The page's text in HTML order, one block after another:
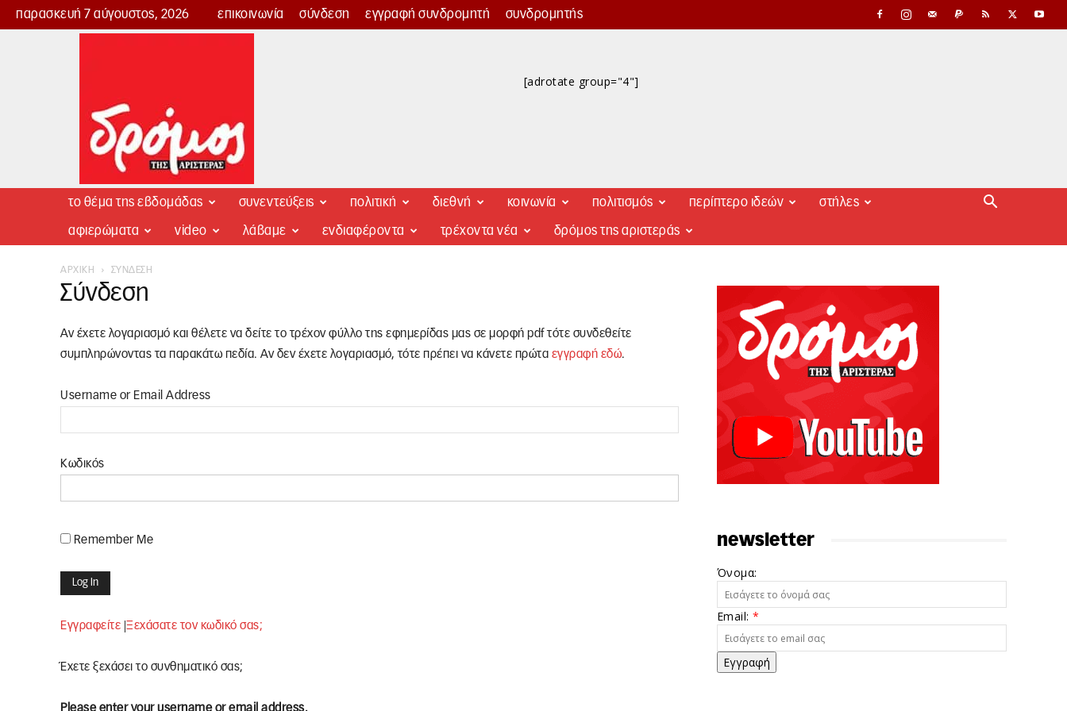
παρασκευή 7 αύγουστος, 2026 επικοινωνία σύνδεση εγγραφή συνδρομητή συνδρομητής
Δρόμος
[adrotate group="4"]
το θέμα της εβδομάδας συνεντεύξεις πολιτική διεθνή κοινωνία πολιτισμός περίπτερο ιδεών στήλες
αφιερώματα video λάβαμε ενδιαφέροντα τρέχοντα νέα δρόμος της αριστεράς
ΑΡΧΙΚΉ ΣΎΝΔΕΣΗ
Σύνδεση
Αν έχετε λογαριασμό και θέλετε να δείτε το τρέχον φύλλο της εφημερίδας μας σε μορφή pdf τότε συνδεθείτε
συμπληρώνοντας τα παρακάτω πεδία. Αν δεν έχετε λογαριασμό, τότε πρέπει να κάνετε πρώτα εγγραφή εδώ.
Username or Email Address
Κωδικός
Remember Me
Εγγραφείτε Ξεχάσατε τον κωδικό σας;
Έχετε ξεχάσει το συνθηματικό σας;
Please enter your username or email address.
newsletter
Όνομα:
Email:*
Εγγραφή